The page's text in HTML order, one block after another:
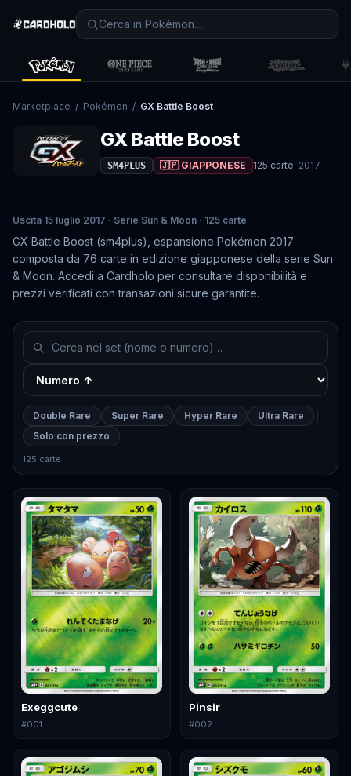
Marketplace / Pokémon / GX Battle Boost
GX Battle Boost
SM4PLUS 🇯🇵 GIAPPONESE 125 carte· 2017
Uscita 15 luglio 2017 · Serie Sun & Moon · 125 carte
GX Battle Boost (sm4plus), espansione Pokémon 2017
composta da 76 carte in edizione giapponese della serie Sun
& Moon. Accedi a Cardholo per consultare disponibilità e
prezzi verificati con transazioni sicure garantite.
Double Rare Super Rare Hyper Rare
Ultra Rare
Solo con prezzo
125 carte
Exeggcute
#001
Pinsir
#002